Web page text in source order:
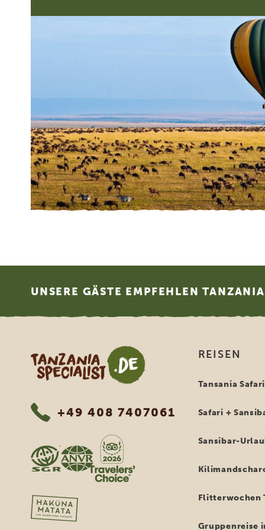
UNSERE GÄSTE EMPFEHLEN
Tanzania Specialist
+49 408 7407061
REISEN
Tansania Safari
Safari +
Sansibar-
Flitterwochen
Gruppenreise